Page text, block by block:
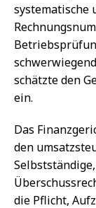
systematische
schätzte den
ein.
Das
den
die Pflicht,